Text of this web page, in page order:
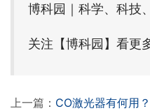
博科园｜科学、科技
关注【博科园】看更
上一篇： CO激光器有何用？